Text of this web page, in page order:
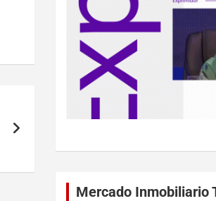
Mercado Inmobiliario